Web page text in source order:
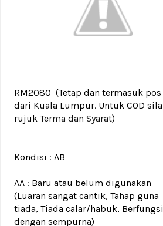
RM2080 (Tetap dan termasuk pos
dari Kuala Lumpur. Untuk COD sila
rujuk Terma dan Syarat)
Kondisi : AB
AA : Baru atau belum digunakan
(Luaran sangat cantik, Tahap guna
tiada, Tiada calar/habuk, Berfungsi
dengan sempurna)